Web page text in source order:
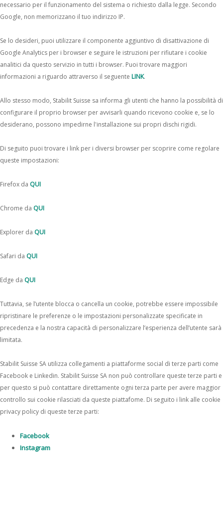
necessario per il funzionamento del sistema o richiesto dalla legge. Secondo
Google, non memorizzano il tuo indirizzo IP.
Se lo desideri, puoi utilizzare il componente aggiuntivo di disattivazione di
Google Analytics per i browser e seguire le istruzioni per rifiutare i cookie
analitici da questo servizio in tutti i browser. Puoi trovare maggiori
informazioni a riguardo attraverso il seguente LINK.
Allo stesso modo, Stabilit Suisse sa informa gli utenti che hanno la possibilità di
configurare il proprio browser per avvisarli quando ricevono cookie e, se lo
desiderano, possono impedirne l'installazione sui propri dischi rigidi.
Di seguito puoi trovare i link per i diversi browser per scoprire come regolare
queste impostazioni:
Firefox da QUI
Chrome da QUI
Explorer da QUI
Safari da QUI
Edge da QUI
Tuttavia, se l’utente blocca o cancella un cookie, potrebbe essere impossibile
ripristinare le preferenze o le impostazioni personalizzate specificate in
precedenza e la nostra capacità di personalizzare l’esperienza dell’utente sarà
limitata.
Stabilit Suisse SA utilizza collegamenti a piattaforme social di terze parti come
Facebook e Linkedin. Stabilit Suisse SA non può controllare queste terze parti e
per questo si può contattare direttamente ogni terza parte per avere maggior
controllo sui cookie rilasciati da queste piattafome. Di seguito i link alle cookie
privacy policy di queste terze parti:
Facebook
Instagram